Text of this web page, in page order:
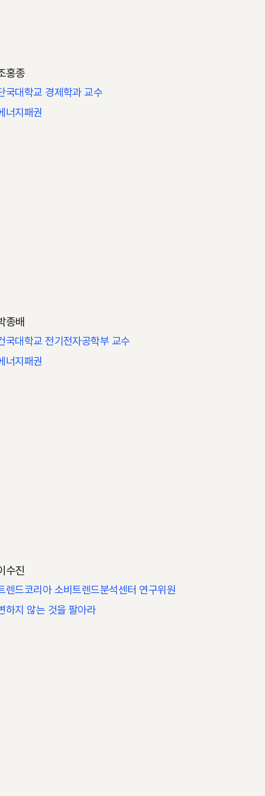
홍종
국대학교 경제학과 교수
너지패권
종배
국대학교 전기전자공학부 교수
너지패권
수진
렌드코리아 소비트렌드분석센터 연구위원
하지 않는 것을 팔아라